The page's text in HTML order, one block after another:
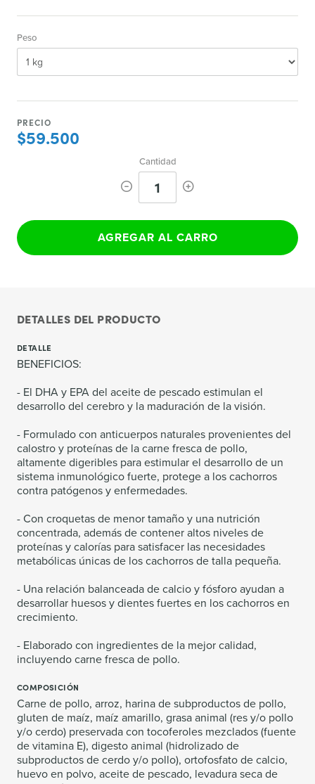
Peso
PRECIO
$59.500
Cantidad
1
AGREGAR AL CARRO
DETALLES DEL PRODUCTO
DETALLE
BENEFICIOS:
- El DHA y EPA del aceite de pescado estimulan el
desarrollo del cerebro y la maduración de la visión.
- Formulado con anticuerpos naturales provenientes del
calostro y proteínas de la carne fresca de pollo,
altamente digeribles para estimular el desarrollo de un
sistema inmunológico fuerte, protege a los cachorros
contra patógenos y enfermedades.
- Con croquetas de menor tamaño y una nutrición
concentrada, además de contener altos niveles de
proteínas y calorías para satisfacer las necesidades
metabólicas únicas de los cachorros de talla pequeña.
- Una relación balanceada de calcio y fósforo ayudan a
desarrollar huesos y dientes fuertes en los cachorros en
crecimiento.
- Elaborado con ingredientes de la mejor calidad,
incluyendo carne fresca de pollo.
COMPOSICIÓN
Carne de pollo, arroz, harina de subproductos de pollo,
gluten de maíz, maíz amarillo, grasa animal (res y/o pollo
y/o cerdo) preservada con tocoferoles mezclados (fuente
de vitamina E), digesto animal (hidrolizado de
subproductos de cerdo y/o pollo), ortofosfato de calcio,
huevo en polvo, aceite de pescado, levadura seca de